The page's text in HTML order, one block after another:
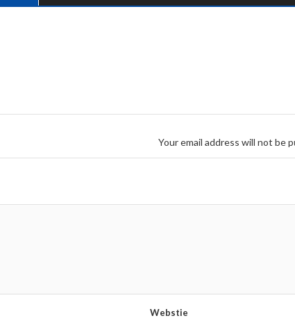
Your email address will not be
Webstie